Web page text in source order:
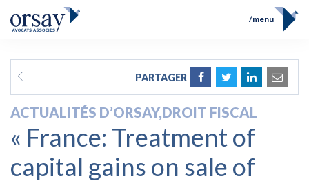
FR
menu
Compétences
Prix et Distinctions
Opérations
Actualités
Contact
PARTAGER
ACTUALITÉS D’ORSAY,DROIT FISCAL
« France: Treatment of
capital gains on sale of